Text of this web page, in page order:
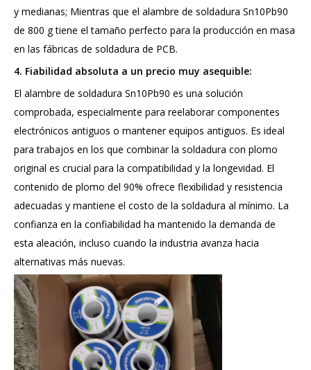
y medianas; Mientras que el alambre de soldadura Sn10Pb90
de 800 g tiene el tamaño perfecto para la producción en masa
en las fábricas de soldadura de PCB.
4. Fiabilidad absoluta a un precio muy asequible:
El alambre de soldadura Sn10Pb90 es una solución
comprobada, especialmente para reelaborar componentes
electrónicos antiguos o mantener equipos antiguos. Es ideal
para trabajos en los que combinar la soldadura con plomo
original es crucial para la compatibilidad y la longevidad. El
contenido de plomo del 90% ofrece flexibilidad y resistencia
adecuadas y mantiene el costo de la soldadura al mínimo. La
confianza en la confiabilidad ha mantenido la demanda de
esta aleación, incluso cuando la industria avanza hacia
alternativas más nuevas.